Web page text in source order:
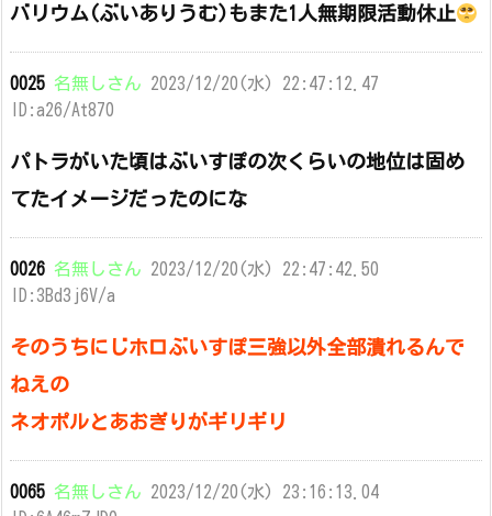
バリウム(ぶいありうむ)もまた1人無期限活動休止
0025 名無しさん 2023/12/20(水) 22:47:12.47
ID:a26/At870
パトラがいた頃はぶいすぽの次くらいの地位は固め
てたイメージだったのにな
0026 名無しさん 2023/12/20(水) 22:47:42.50
ID:3Bd3j6V/a
そのうちにじホロぶいすぽ三強以外全部潰れるんで
ねえの
ネオポルとあおぎりがギリギリ
0065 名無しさん 2023/12/20(水) 23:16:13.04